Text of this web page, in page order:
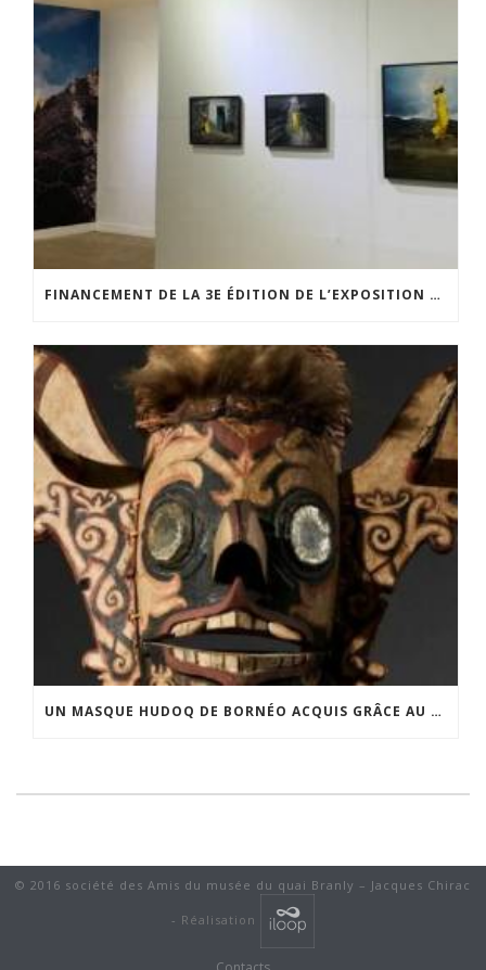
FINANCEMENT DE LA 3E ÉDITION DE L’EXPOSITION DU PRIX POUR LA PHOTOGRAPHIE PAR LE CERCLE POUR LA PHOTOGRAPHIE ET L’ART CONTEMPORAIN
UN MASQUE HUDOQ DE BORNÉO ACQUIS GRÂCE AU SOUTIEN DU CERCLE LÉVI-STRAUSS
© 2016 société des Amis du musée du quai Branly – Jacques Chirac
- Réalisation